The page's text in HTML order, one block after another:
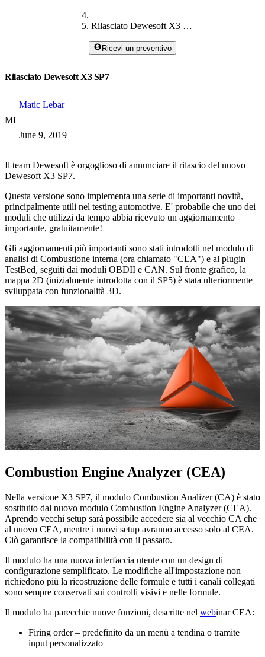
Rilasciato Dewesoft X3 SP7
Ricevi un preventivo
Rilasciato Dewesoft X3 SP7
ML
Matic Lebar
June 9, 2019
Il team Dewesoft è orgoglioso di annunciare il rilascio del nuovo
Dewesoft X3 SP7.
Questa versione sono implementa una serie di importanti novità,
principalmente utili nel testing automotive. E' probabile che uno dei
moduli che utilizzi da tempo abbia ricevuto un aggiornamento
importante, gratuitamente!
Gli aggiornamenti più importanti sono stati introdotti nel modulo di
analisi di Combustione interna (ora chiamato "CEA") e al plugin
TestBed, seguiti dai moduli OBDII e CAN. Sul fronte grafico, la
mappa 2D (inizialmente introdotta con il SP5) è stata ulteriormente
sviluppata con funzionalità 3D.
Combustion Engine Analyzer (CEA)
Nella versione X3 SP7, il modulo Combustion Analizer (CA) è stato
sostituito dal nuovo modulo Combustion Engine Analyzer (CEA).
Aprendo vecchi setup sarà possibile accedere sia al vecchio CA che
al nuovo CEA, mentre i nuovi setup avranno accesso solo al CEA.
Ciò garantisce la compatibilità con il passato.
Il modulo ha una nuova interfaccia utente con un design di
configurazione semplificato. Le modifiche all'impostazione non
richiedono più la ricostruzione delle formule e tutti i canali collegati
sono sempre conservati sui controlli visivi e nelle formule.
Il modulo ha parecchie nuove funzioni, descritte nel webinar CEA:
Firing order – predefinito da un menù a tendina o tramite
input personalizzato